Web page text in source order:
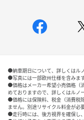
●納車期日について、詳しくはル
●写真には一部欧州仕様を含みま
●価格はメーカー希望小売価格（
めておりますので、詳しくはルノ
●価格には保険料、税金（消費税
ません。別途リサイクル料金が必
●走行時には、後方視界を確保し